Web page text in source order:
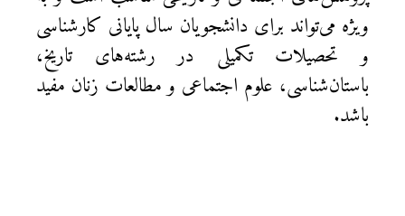
ویژه می‌تواند برای دانشجویان سال پایانی کارشناسی
و تحصیلات تکمیلی در رشته‌های تاریخ،
باستان‌شناسی، علوم اجتماعی و مطالعات زنان مفید
باشد.